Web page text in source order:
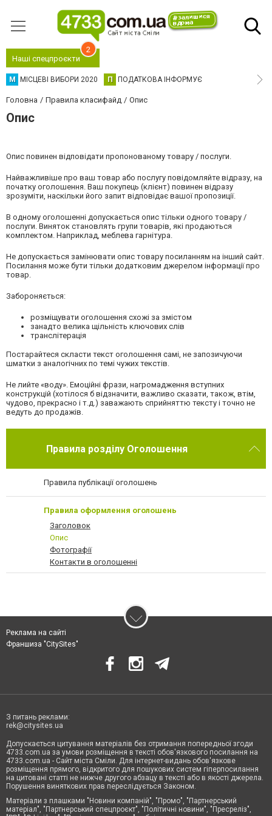
Наші спецпроєкти
2
М МІСЦЕВІ ВИБОРИ 2020 П ПОДАТКОВА ІНФОРМУЄ
Головна Правила класифайд Опис
Опис
Опис повинен відповідати пропонованому товару / послуги.
Найважливіше про ваш товар або послугу повідомляйте відразу, на
початку оголошення. Ваш покупець (клієнт) повинен відразу
зрозуміти, наскільки його запит відповідає вашої пропозиції.
В одному оголошенні допускається опис тільки одного товару /
послуги. Виняток становлять групи товарів, які продаються
комплектом. Наприклад, меблева гарнітура.
Не допускається замінювати опис товару посиланням на інший сайт.
Посилання може бути тільки додатковим джерелом інформації про
товар.
Забороняється:
розміщувати оголошення схожі за змістом
занадто велика щільність ключових слів
транслітерація
Постарайтеся скласти текст оголошення самі, не запозичуючи
шматки з аналогічних по темі чужих текстів.
Не лийте «воду». Емоційні фрази, нагромадження вступних
конструкцій (хотілося б відзначити, важливо сказати, також, втім,
чудово, прекрасно і т.д.) заважають сприйняттю тексту і точно не
ведуть до продажів.
Правила розділу Оголошення
Правила публікації оголошень
Правила оформлення оголошень
Заголовок
Опис
Фотографії
Контакти в оголошенні
Реклама на сайті
Франшиза "CitySites"
З питань реклами:
rek@citysites.ua
Допускається цитування матеріалів без отримання попередньої згоди
4733.com.ua за умови розміщення в тексті обов'язкового посилання на
4733.com.ua - Сайт міста Сміли. Для інтернет-видань обов'язкове
розміщення прямого, відкритого для пошукових систем гіперпосилання
на цитовані статті не нижче другого абзацу в тексті або в якості джерела.
Порушення виняткових прав переслідується Законом.
Матеріали з плашками "Новини компаній", "Промо", "Партнерський
матеріал", "Партнерський спецпроєкт", "Політичні новини", "Пресреліз",